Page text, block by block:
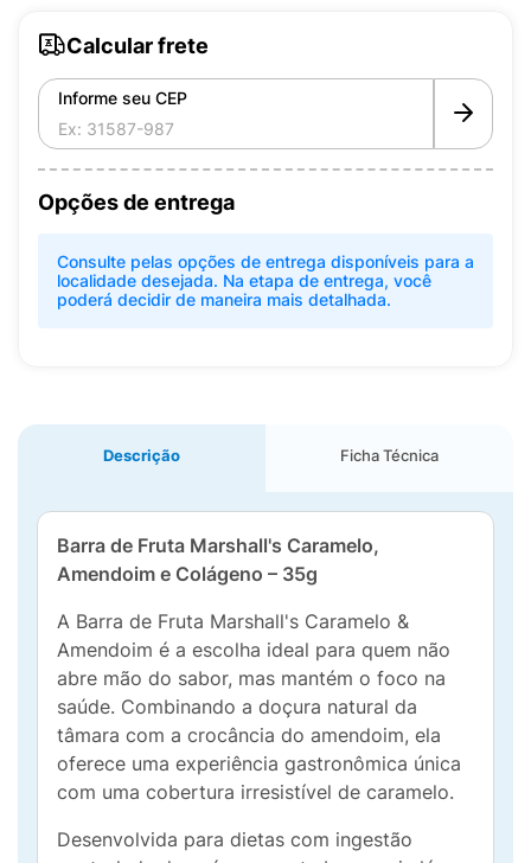
Calcular frete
Informe seu CEP
Opções de entrega
Consulte pelas opções de entrega disponíveis para a
localidade desejada. Na etapa de entrega, você
poderá decidir de maneira mais detalhada.
Descrição Ficha Técnica
Barra de Fruta Marshall's Caramelo,
Amendoim e Colágeno – 35g
A Barra de Fruta Marshall's Caramelo &
Amendoim é a escolha ideal para quem não
abre mão do sabor, mas mantém o foco na
saúde. Combinando a doçura natural da
tâmara com a crocância do amendoim, ela
oferece uma experiência gastronômica única
com uma cobertura irresistível de caramelo.
Desenvolvida para dietas com ingestão